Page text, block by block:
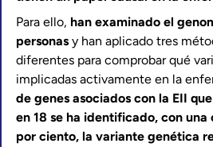
Para ello, han examinado el
personas y han aplicado tres
diferentes para comprobar qué
implicadas activamente en la
de genes asociados con la EII
en 18 se ha identificado, con
por ciento, la variante genética